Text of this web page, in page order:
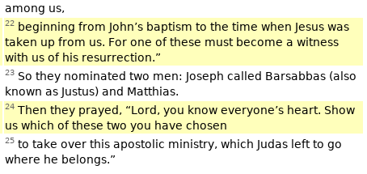
among us,
22 beginning from John’s baptism to the time when Jesus was
taken up from us. For one of these must become a witness
with us of his resurrection.”
23 So they nominated two men: Joseph called Barsabbas (also
known as Justus) and Matthias.
24 Then they prayed, “Lord, you know everyone’s heart. Show
us which of these two you have chosen
25 to take over this apostolic ministry, which Judas left to go
where he belongs.”